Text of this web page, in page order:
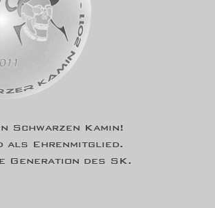
Schwarzen Kamin!
als Ehrenmitglied.
Generation des SK.